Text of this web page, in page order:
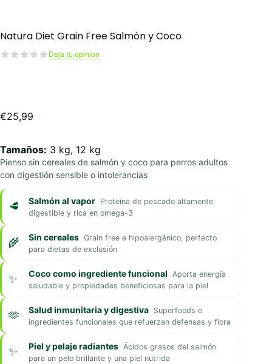
Natura Diet Grain Free Salmón y Coco
Deja tu opinion
€25,99
Tamaños: 3 kg, 12 kg
Pienso sin cereales de salmón y coco para perros adultos
con digestión sensible o intolerancias
Salmón al vapor Proteína de pescado altamente
digestible y rica en omega-3
Sin cereales Grain free e hipoalergénico, perfecto
para dietas de exclusión
Coco como ingrediente funcional Aporta energía
saludable y propiedades beneficiosas para la piel
Salud inmunitaria y digestiva Superfoods e
ingredientes funcionales que refuerzan defensas y flora
Piel y pelaje radiantes Ácidos grasos del salmón
para un pelo brillante y una piel nutrida